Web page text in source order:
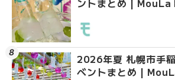
ントまとめ | MouLa
2026年夏 札幌市手
ベントまとめ |
ベ
ベ
ベ
ン